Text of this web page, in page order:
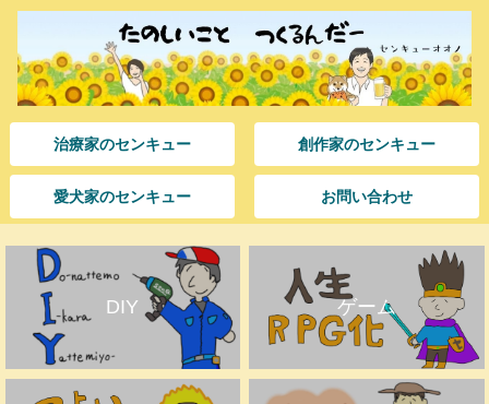
治療家のセンキュー 創作家のセンキュー
愛犬家のセンキュー お問い合わせ
DIY ゲーム